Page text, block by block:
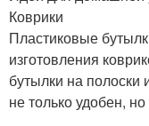
Коврики
Пластиковые
изготовления
бутылки на полоски
не только удобен,